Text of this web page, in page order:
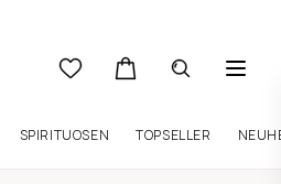
SPIRITUOSEN TOPSELLER